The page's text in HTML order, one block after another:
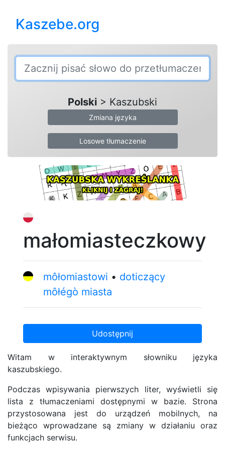
Kaszebe.org
Polski > Kaszubski
Zmiana języka
Losowe tłumaczenie
małomiasteczkowy
môłomiastowi
doticzący
môłégò miasta
Udostępnij
Witam w interaktywnym słowniku języka
kaszubskiego.
Podczas wpisywania pierwszych liter, wyświetli się
lista z tłumaczeniami dostępnymi w bazie. Strona
przystosowana jest do urządzeń mobilnych, na
bieżąco wprowadzane są zmiany w działaniu oraz
funkcjach serwisu.